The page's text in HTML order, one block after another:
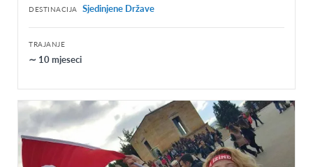
DESTINACIJA Sjedinjene Države
TRAJANJE
∼ 10 mjeseci